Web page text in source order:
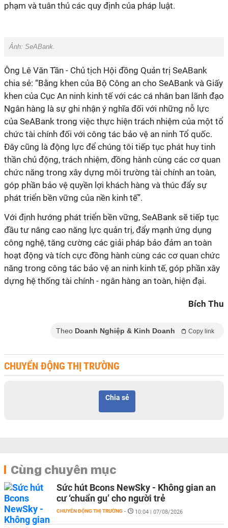
phạm và tuân thủ các quy định của pháp luật.
Ảnh: SeABank.
Ông Lê Văn Tần - Chủ tịch Hội đồng Quản trị SeABank
chia sẻ: “Bằng khen của Bộ Công an cho SeABank và Giấy
khen của Cục An ninh kinh tế với các cá nhân ban lãnh đạo
Ngân hàng là sự ghi nhận ý nghĩa đối với những nỗ lực
của SeABank trong việc thực hiện trách nhiệm của một tổ
chức tài chính đối với công tác bảo vệ an ninh Tổ quốc.
Đây cũng là động lực để chúng tôi tiếp tục phát huy tinh
thần chủ động, trách nhiệm, đồng hành cùng các cơ quan
chức năng trong xây dựng môi trường tài chính an toàn,
góp phần bảo vệ quyền lợi khách hàng và thúc đẩy sự
phát triển bền vững của nền kinh tế”.
Với định hướng phát triển bền vững, SeABank sẽ tiếp tục
đầu tư nâng cao năng lực quản trị, đẩy mạnh ứng dụng
công nghệ, tăng cường các giải pháp bảo đảm an toàn
hoạt động và tích cực đồng hành cùng các cơ quan chức
năng trong công tác bảo vệ an ninh kinh tế, góp phần xây
dựng hệ thống tài chính - ngân hàng an toàn, hiện đại.
Bích Thu
Theo Doanh Nghiệp & Kinh Doanh Copy link
CHUYỂN ĐỘNG THỊ TRƯỜNG
Chia sẻ
Cùng chuyên mục
Sức hút Bcons NewSky - Không gian an
cư ‘chuẩn gu’ cho người trẻ
CHUYỂN ĐỘNG THỊ TRƯỜNG - 10:04 | 07/08/2026